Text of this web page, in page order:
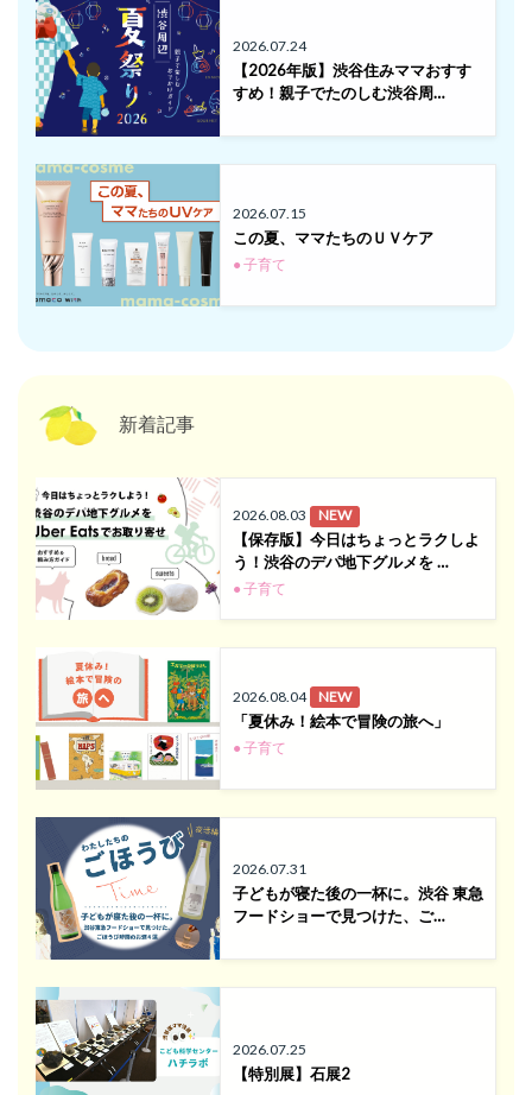
2026.07.24
【2026年版】渋谷住みママおすす
すめ！親子でたのしむ渋谷周…
2026.07.15
この夏、ママたちのＵＶケア
● 子育て
新着記事
2026.08.03 NEW
【保存版】今日はちょっとラクしよ
う！渋谷のデパ地下グルメを …
● 子育て
2026.08.04 NEW
「夏休み！絵本で冒険の旅へ」
● 子育て
2026.07.31
子どもが寝た後の一杯に。渋谷 東急
フードショーで見つけた、ご…
2026.07.25
【特別展】石展2